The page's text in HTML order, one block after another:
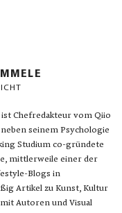
ist Chefredakteur vom Qiio
seinem Psychologie
Studium co-gründete
mittlerweile einer der
Blogs in
Artikel zu Kunst, Kultur
Autoren und Visual